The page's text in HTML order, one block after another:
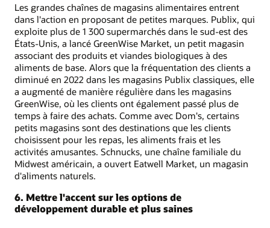
Les grandes chaînes de magasins alimentaires entrent
dans l'action en proposant de petites marques. Publix, qui
exploite plus de 1 300 supermarchés dans le sud-est des
États-Unis, a lancé GreenWise Market, un petit magasin
associant des produits et viandes biologiques à des
aliments de base. Alors que la fréquentation des clients a
diminué en 2022 dans les magasins Publix classiques, elle
a augmenté de manière régulière dans les magasins
GreenWise, où les clients ont également passé plus de
temps à faire des achats. Comme avec Dom's, certains
petits magasins sont des destinations que les clients
choisissent pour les repas, les aliments frais et les
activités amusantes. Schnucks, une chaîne familiale du
Midwest américain, a ouvert Eatwell Market, un magasin
d'aliments naturels.
6. Mettre l'accent sur les options de
développement durable et plus saines